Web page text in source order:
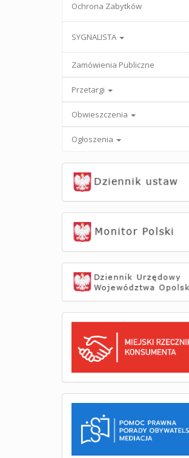
Ochrona Zabytków
SYGNALISTA
Zamówienia Publiczne
Przetargi
Obwieszczenia
Ogłoszenia